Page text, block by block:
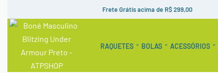
Frete Grátis acima de R$ 299,00
RAQUETES BOLAS ACESSÓRIOS